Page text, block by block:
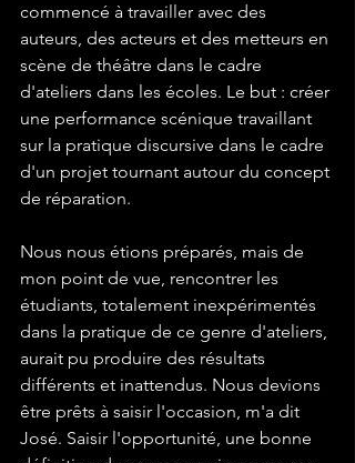
commencé à travailler avec des
auteurs, des acteurs et des metteurs en
scène de théâtre dans le cadre
d'ateliers dans les écoles. Le but : créer
une performance scénique travaillant
sur la pratique discursive dans le cadre
d'un projet tournant autour du concept
de réparation.
Nous nous étions préparés, mais de
mon point de vue, rencontrer les
étudiants, totalement inexpérimentés
dans la pratique de ce genre d'ateliers,
aurait pu produire des résultats
différents et inattendus. Nous devions
être prêts à saisir l'occasion, m'a dit
José. Saisir l'opportunité, une bonne